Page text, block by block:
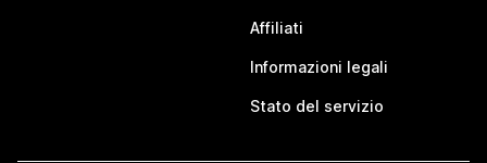
Affiliati
Informazioni legali
Stato del servizio